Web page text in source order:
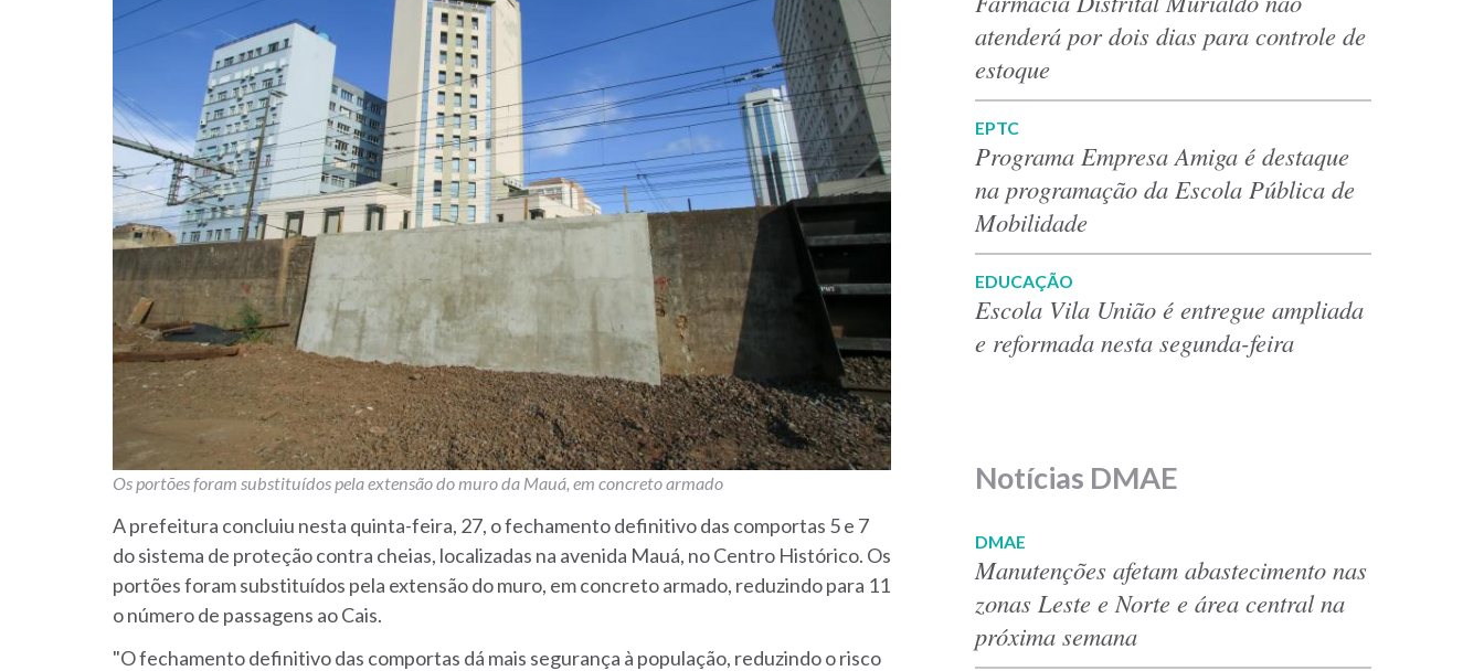
Os portões foram substituídos pela extensão do muro da Mauá, em concreto armado
A prefeitura concluiu nesta quinta-feira, 27, o fechamento definitivo das comportas 5 e 7
do sistema de proteção contra cheias, localizadas na avenida Mauá, no Centro Histórico. Os
portões foram substituídos pela extensão do muro, em concreto armado, reduzindo para 11
o número de passagens ao Cais.
"O fechamento definitivo das comportas dá mais segurança à população, reduzindo o risco
atenderá por dois dias para controle de
estoque
EPTC
Programa Empresa Amiga é destaque
na programação da Escola Pública de
Mobilidade
EDUCAÇÃO
Escola Vila União é entregue ampliada
e reformada nesta segunda-feira
Notícias DMAE
DMAE
Manutenções afetam abastecimento nas
zonas Leste e Norte e área central na
próxima semana